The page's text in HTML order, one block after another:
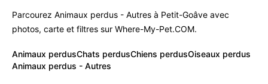
Parcourez Animaux perdus - Autres à Petit-Goâve avec
photos, carte et filtres sur Where-My-Pet.COM.
Animaux perdusChats perdusChiens perdusOiseaux perdus
Animaux perdus - Autres